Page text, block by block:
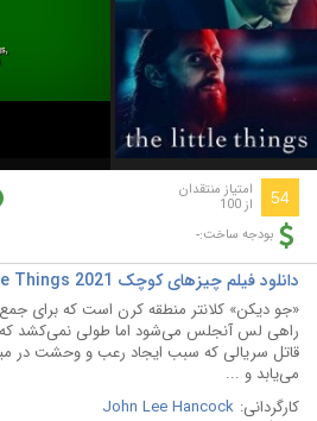
54 امتیاز منتقدان
از 100
بودجه ساخت:-
دانلود فیلم چیزهای کوچک The Little Things 2021 با دوبله فارسی
«جو دیکن» کلانتر منطقه کرن است که برای
راهی لس آنجلس می‌شود اما طولی نمی‌کشد
قاتل سریالی که سبب ایجاد رعب و وحشت در
می‌یابد و ...
کارگردانی: John Lee Hancock